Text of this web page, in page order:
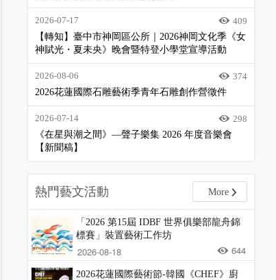
2026-07-17
409
【轉知】臺中市神岡區公所｜2026神岡文化季《女
神賦光・夏未央》晚會暨特登小學堂宣導活動
2026-08-06
374
2026花蓮國際石雕藝術季青年石雕創作營徵件
2026-07-14
298
《在星與潮之間》—聲子樂集 2026 年度音樂會
【新聞稿】
熱門藝文活動 More
「2026 第15屆 IDBF 世界俱樂部龍舟錦
標賽」裝置藝術工作坊
2026-08-18 644
2026花蓮國際藝術節-韓國《CHEF》廚